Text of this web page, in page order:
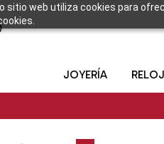
sitio web utiliza cookies para
JOYERÍA